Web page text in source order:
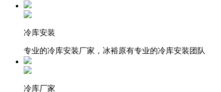
冷库安装
专业的冷库安装厂家，冰裕原有专业的冷库安装团队
冷库厂家